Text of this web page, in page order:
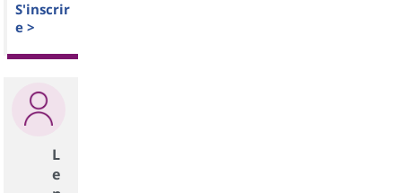
S'inscrir
e >
L
e